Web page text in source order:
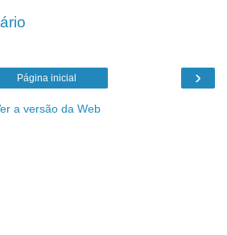
›
Página inicial
a versão da Web